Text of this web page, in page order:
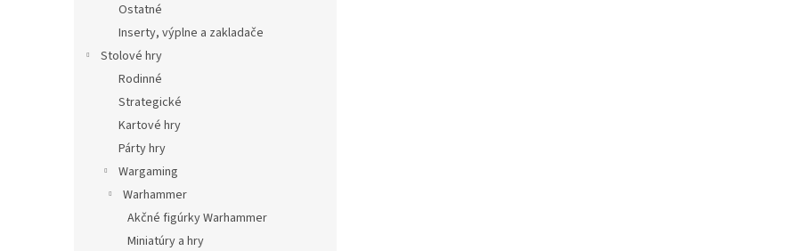
Ostatné
Inserty, výplne a zakladače
Stolové hry
Rodinné
Strategické
Kartové hry
Párty hry
Wargaming
Warhammer
Akčné figúrky Warhammer
Miniatúry a hry